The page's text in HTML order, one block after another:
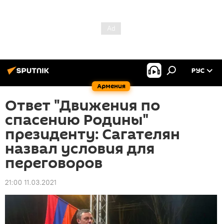
Армения
РУС
Ответ "Движения по
спасению Родины"
президенту: Сагателян
назвал условия для
переговоров
21:00 11.03.2021